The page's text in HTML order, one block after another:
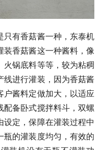
只有香菇酱一种，东泰机
装香菇酱这一种酱料，像
火锅底料等等，较为粘稠
线进行灌装，因为香菇酱
户酱料定做加大，以适应
配备卧式搅拌料斗，双螺
定，保障在灌装过程中
瓶的灌装度均匀，有效的